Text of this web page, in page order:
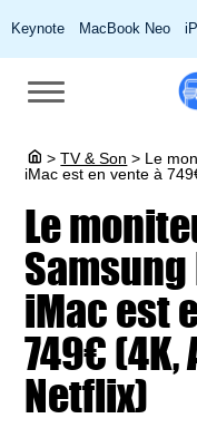
Keynote MacBook Neo
> TV & Son > Le
iMac est en vente à
Le
iMac est
749€ (4K,
Netflix)